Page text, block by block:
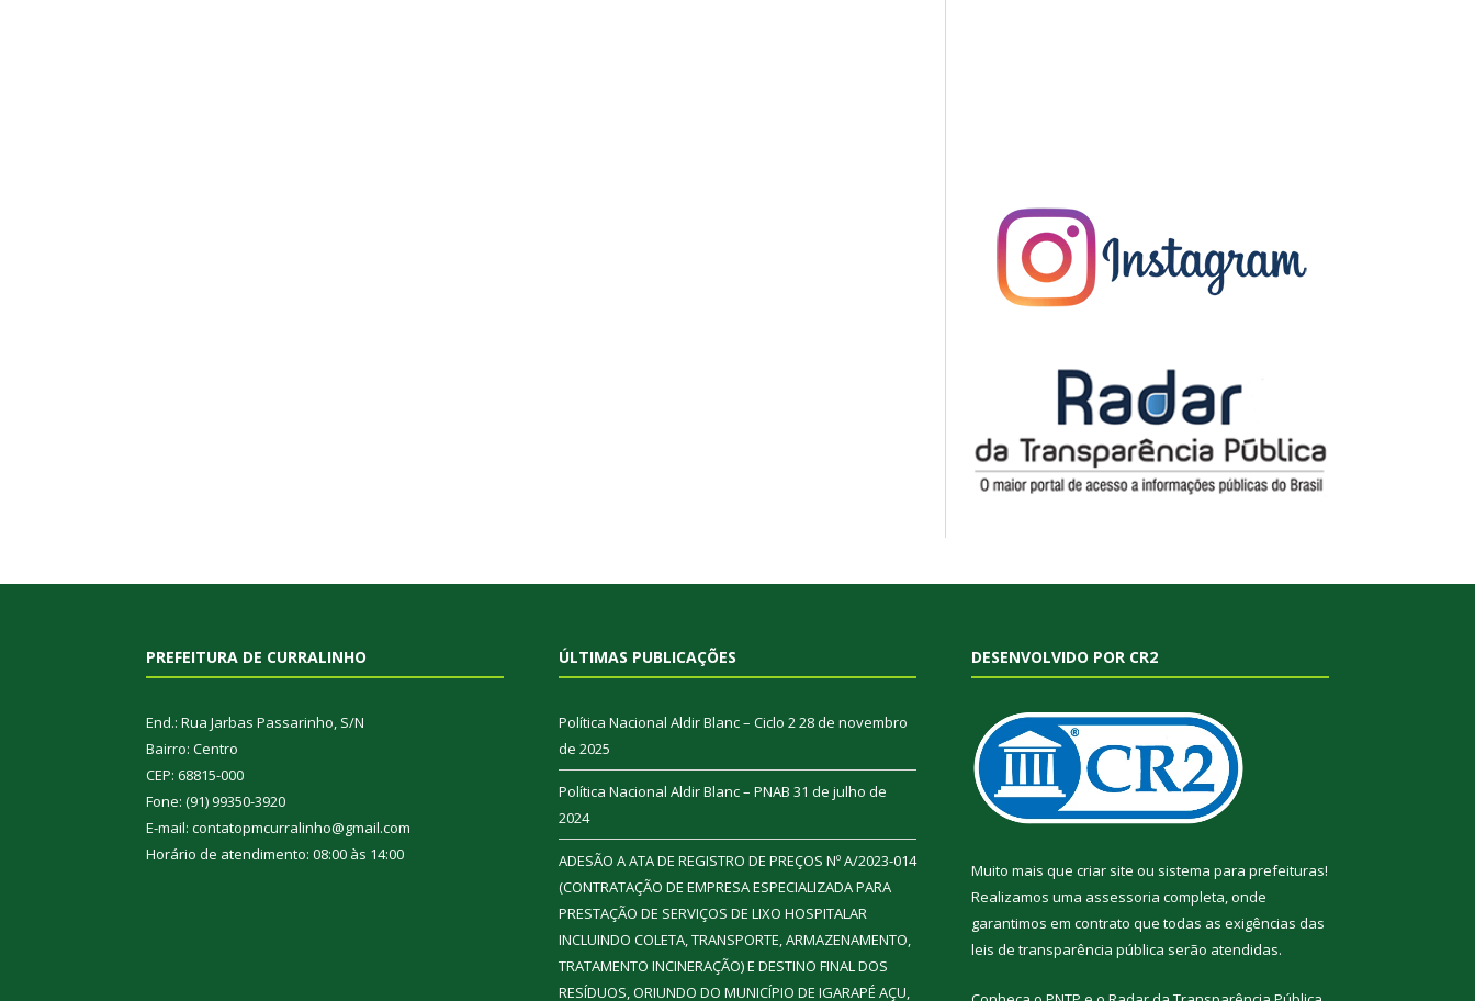
PREFEITURA DE CURRALINHO
End.: Rua Jarbas Passarinho, S/N
Bairro: Centro
CEP: 68815-000
Fone: (91) 99350-3920
E-mail: contatopmcurralinho@gmail.com
Horário de atendimento: 08:00 às 14:00
ÚLTIMAS PUBLICAÇÕES
Política Nacional Aldir Blanc – Ciclo 228 de novembro
de 2025
Política Nacional Aldir Blanc – PNAB 31 de julho de
2024
ADESÃO A ATA DE REGISTRO DE PREÇOS Nº A/2023-014
(CONTRATAÇÃO DE EMPRESA ESPECIALIZADA PARA
PRESTAÇÃO DE SERVIÇOS DE LIXO HOSPITALAR
INCLUINDO COLETA, TRANSPORTE, ARMAZENAMENTO,
TRATAMENTO INCINERAÇÃO) E DESTINO FINAL DOS
RESÍDUOS, ORIUNDO DO MUNICÍPIO DE IGARAPÉ AÇU,
DESENVOLVIDO POR CR2
Muito mais que criar site ou sistema para prefeituras!
Realizamos uma assessoria completa, onde
garantimos em contrato que todas as exigências das
leis de transparência pública serão atendidas.